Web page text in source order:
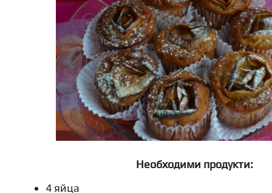
Необходими продукти:
4 яйца